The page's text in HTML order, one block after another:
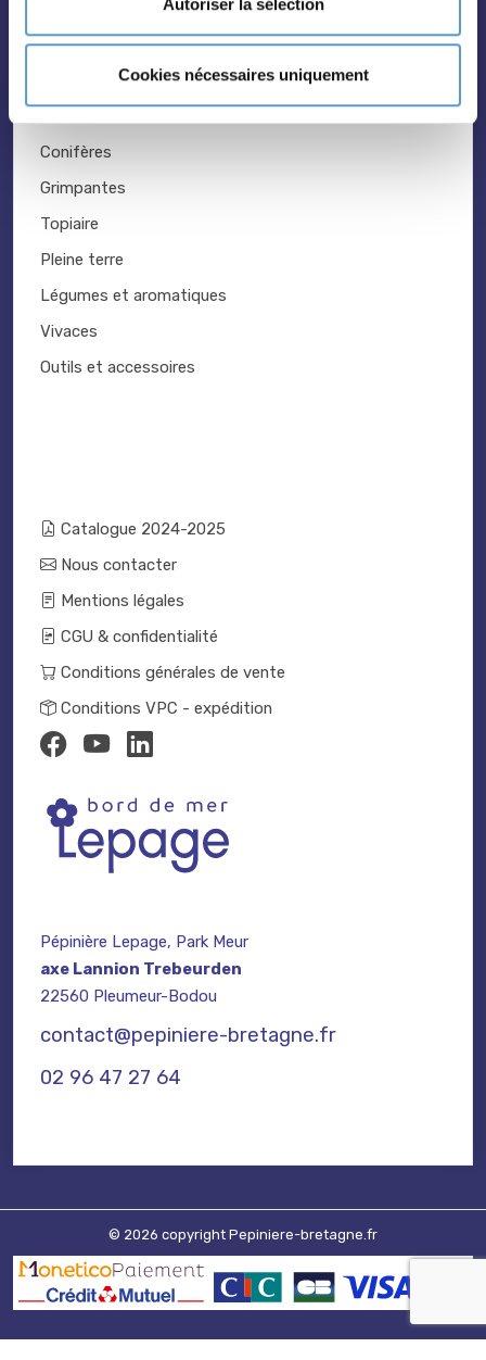
Cookies nécessaires uniquement
Conifères
Grimpantes
Topiaire
Pleine terre
Légumes et aromatiques
Vivaces
Outils et accessoires
Catalogue 2024-2025
Nous contacter
Mentions légales
CGU & confidentialité
Conditions générales de vente
Conditions VPC - expédition
Pépinière Lepage, Park Meur
axe Lannion Trebeurden
22560 Pleumeur-Bodou
contact@pepiniere-bretagne.fr
02 96 47 27 64
© 2026 copyright Pepiniere-bretagne.fr